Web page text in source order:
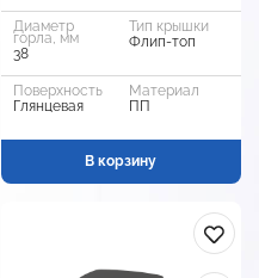
Диаметр
горла, мм
38
Тип крышки
Флип-топ
Поверхность
Глянцевая
Материал
ПП
В корзину